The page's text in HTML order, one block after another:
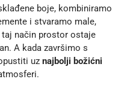
boje, kombiniramo
i stvaramo male,
način prostor ostaje
A kada završimo s
uz najbolji božićni